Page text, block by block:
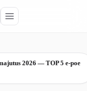
2026 — TOP 5 e-poe